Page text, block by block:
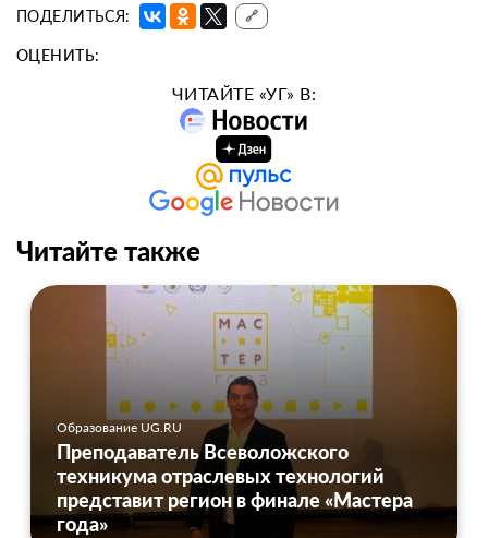
ПОДЕЛИТЬСЯ: 🔗
ОЦЕНИТЬ:
ЧИТАЙТЕ «УГ» В:
Читайте также
Образование UG.RU
Преподаватель Всеволожского
техникума отраслевых технологий
представит регион в финале «Мастера
года»